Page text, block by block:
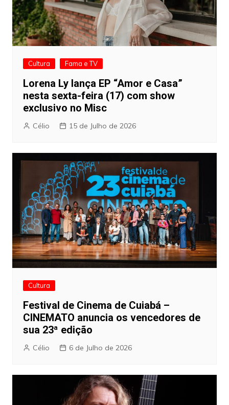
Cultura Fama e TV
Lorena Ly lança EP “Amor e Casa”
nesta sexta-feira (17) com show
exclusivo no Misc
Célio 15 de Julho de 2026
Cultura
Festival de Cinema de Cuiabá –
CINEMATO anuncia os vencedores de
sua 23ª edição
Célio 6 de Julho de 2026